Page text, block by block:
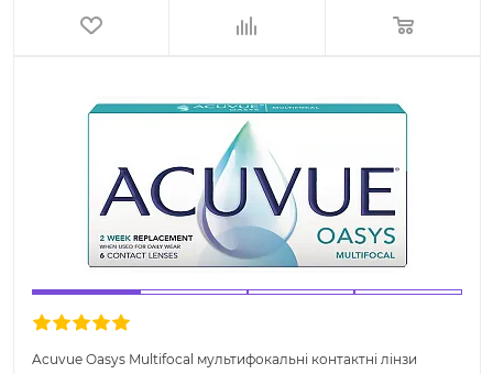
Acuvue Oasys Multifocal мультифокальні контактні лінзи